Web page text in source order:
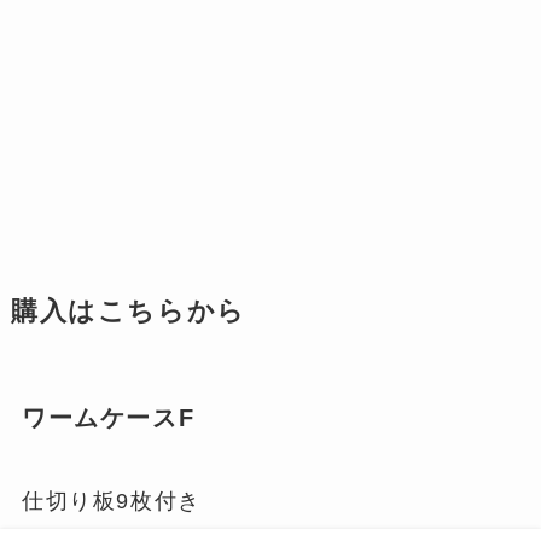
購入はこちらから
ワームケースF
仕切り板9枚付き